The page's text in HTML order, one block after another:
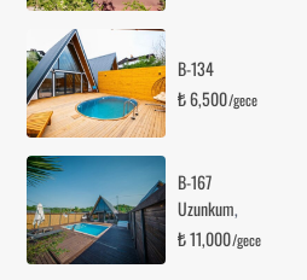
B-134
₺ 6,500/gece
B-167
Uzunkum,
₺ 11,000/gece